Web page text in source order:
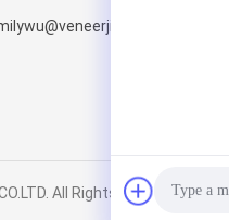
CO.LTD. All Rights Reserved.